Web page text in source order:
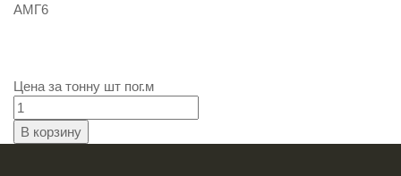
АМГ6
Цена за тонну шт пог.м